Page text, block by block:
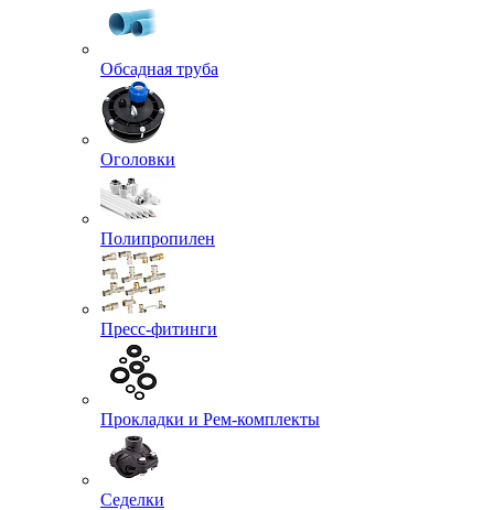
Обсадная труба
Оголовки
Полипропилен
Пресс-фитинги
Прокладки и Рем-комплекты
Седелки